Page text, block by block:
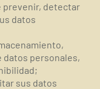
prevenir, detectar
datos
datos personales,
sus datos